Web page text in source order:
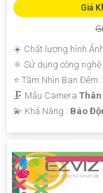
Giá
☀️ Chất lượng hình
⚛️ Sử dụng công nghệ
⭐ Tầm Nhìn Ban Đêm :
🗜️ Mẫu Camera
️💫 Khả Năng : Báo